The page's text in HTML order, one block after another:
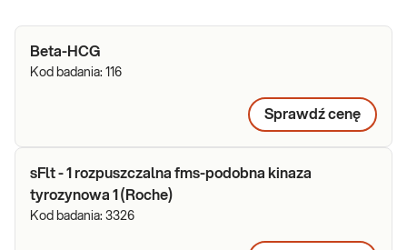
Beta-HCG
Kod badania: 116
Sprawdź cenę
sFlt - 1 rozpuszczalna fms-podobna kinaza
tyrozynowa 1 (Roche)
Kod badania: 3326